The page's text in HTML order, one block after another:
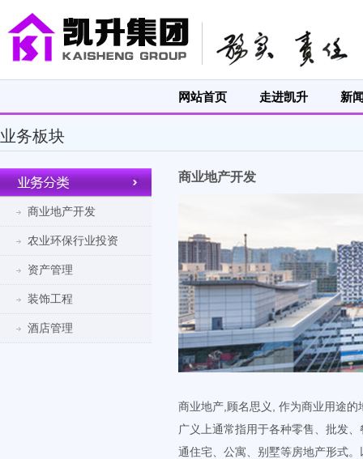
网站首页 走进凯升 新
业务板块
商业地产开发
农业环保行业投资
资产管理
装饰工程
酒店管理
商业地产开发
商业地产,顾名思义, 作为商业用途
广义上通常指用于各种零售、批发
通住宅、公寓、别墅等房地产形式